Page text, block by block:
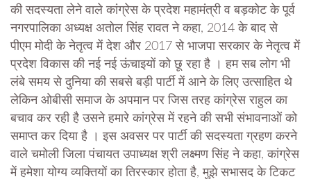
की सदस्यता लेने वाले कांग्रेस के प्रदेश महामंत्री व बड़कोट के पूर्व
नगरपालिका अध्यक्ष अतोल सिंह रावत ने कहा, 2014 के बाद से
पीएम मोदी के नेतृत्व में देश और 2017 से भाजपा सरकार के नेतृत्व में
प्रदेश विकास की नई नई ऊंचाइयों को छू रहा है । हम सब लोग भी
लंबे समय से दुनिया की सबसे बड़ी पार्टी में आने के लिए उत्साहित थे
लेकिन ओबीसी समाज के अपमान पर जिस तरह कांग्रेस राहुल का
बचाव कर रही है उसने हमारे कांग्रेस में रहने की सभी संभावनाओं को
समाप्त कर दिया है । इस अवसर पर पार्टी की सदस्यता ग्रहण करने
वाले चमोली जिला पंचायत उपाध्यक्ष श्री लक्ष्मण सिंह ने कहा, कांग्रेस
में हमेशा योग्य व्यक्तियों का तिरस्कार होता है, मुझे सभासद के टिकट